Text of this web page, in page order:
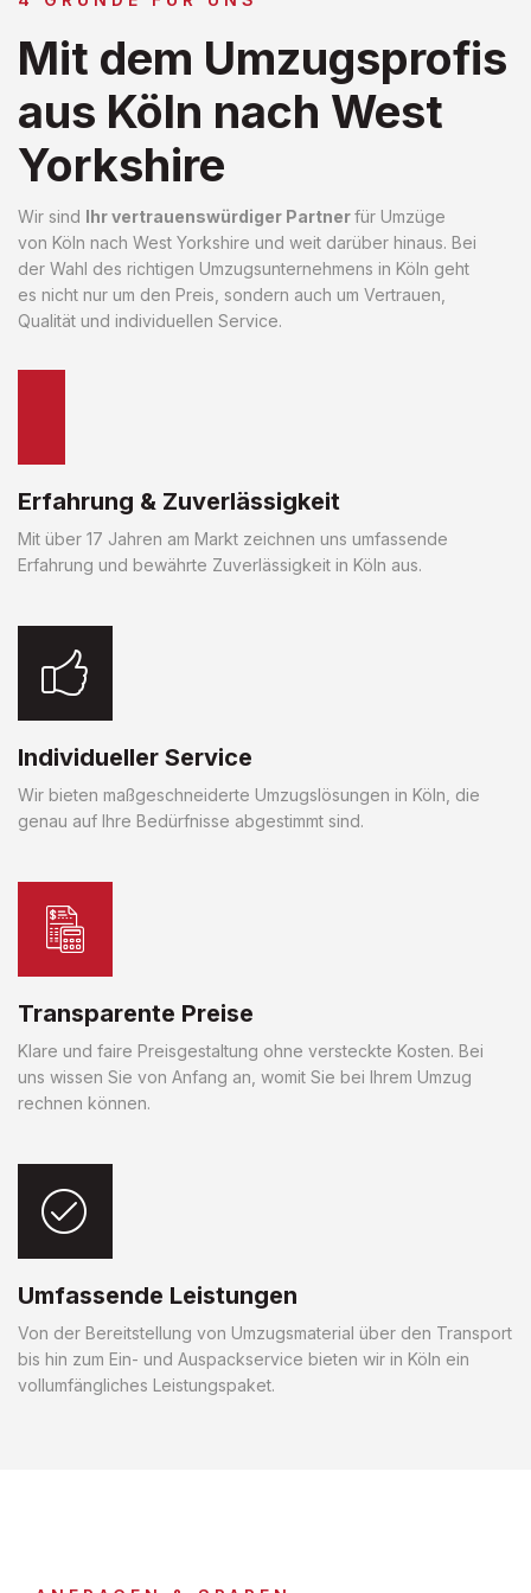
Mit dem Umzugsprofis
aus Köln nach West
Yorkshire
Wir sind Ihr vertrauenswürdiger Partnerfür Umzüge
von Köln nach West Yorkshire und weit darüber hinaus. Bei
der Wahl des richtigen Umzugsunternehmens in Köln geht
es nicht nur um den Preis, sondern auch um Vertrauen,
Qualität und individuellen Service.
Erfahrung & Zuverlässigkeit
Mit über 17 Jahren am Markt zeichnen uns umfassende
Erfahrung und bewährte Zuverlässigkeit in Köln aus.
Individueller Service
Wir bieten maßgeschneiderte Umzugslösungen in Köln, die
genau auf Ihre Bedürfnisse abgestimmt sind.
Transparente Preise
Klare und faire Preisgestaltung ohne versteckte Kosten. Bei
uns wissen Sie von Anfang an, womit Sie bei Ihrem Umzug
rechnen können.
Umfassende Leistungen
Von der Bereitstellung von Umzugsmaterial über den Transport
bis hin zum Ein- und Auspackservice bieten wir in Köln ein
vollumfängliches Leistungspaket.